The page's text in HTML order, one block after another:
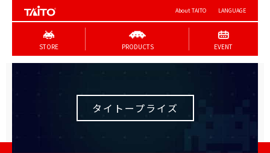
About TAITO LANGUAGE
STORE PRODUCTS EVENT
タイトープライズ